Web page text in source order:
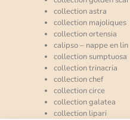
collection astra
collection majoliques
collection ortensia
calipso – nappe en lin
collection sumptuosa
collection trinacria
collection chef
collection circe
collection galatea
collection lipari